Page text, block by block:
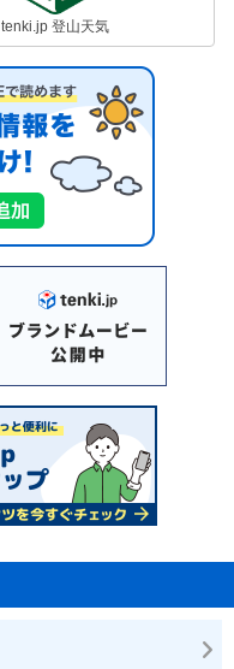
tenki.jp 登山天気